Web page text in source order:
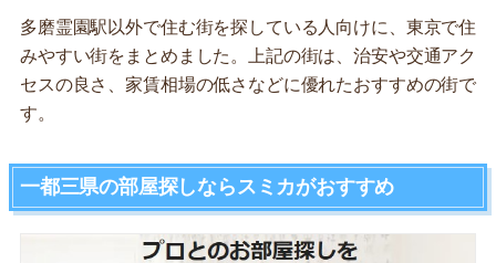
多磨霊園駅以外で住む街を探している人向けに、東京で住
みやすい街をまとめました。上記の街は、治安や交通アク
セスの良さ、家賃相場の低さなどに優れたおすすめの街で
す。
一都三県の部屋探しならスミカがおすすめ